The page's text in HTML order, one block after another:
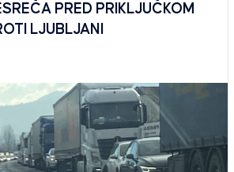
PRED PRIKLJUČKOM
LJUBLJANI